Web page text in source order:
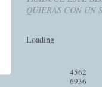
QUIERAS CON UN
Loading
4562
6936